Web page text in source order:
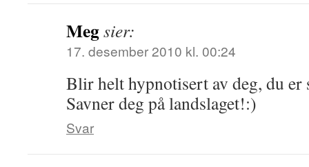
Megsier:
17. desember 2010 kl. 00:24
Blir helt hypnotisert av deg, du er
Savner deg på landslaget!:)
Svar